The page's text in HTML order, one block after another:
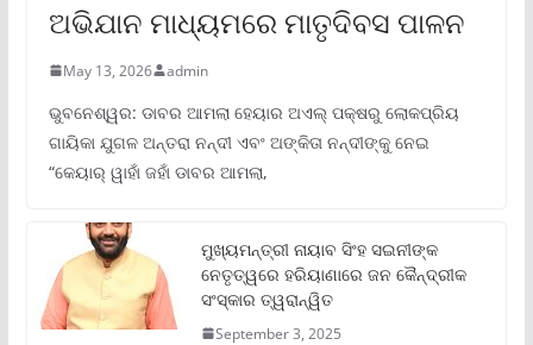
ଅଭିଯାନ ମାଧ୍ୟମରେ ମାତୃଦିବସ ପାଳନ
May 13, 2026 admin
ଭୁବନେଶ୍ୱର: ଡାବର ଆମଲା ହେୟାର ଅଏଲ୍ ପକ୍ଷରୁ ଲୋକପ୍ରିୟ
ଗାୟିକା ଯୁଗଳ ଅନ୍ତରା ନନ୍ଦୀ ଏବଂ ଅଙ୍କିତା ନନ୍ଦୀଙ୍କୁ ନେଇ
“କେୟାର୍ ୱାହାଁ ଜହାଁ ଡାବର ଆମଲା,
ମୁଖ୍ୟମନ୍ତ୍ରୀ ନାୟାବ ସିଂହ ସଇନୀଙ୍କ
ନେତୃତ୍ୱରେ ହରିୟାଣାରେ ଜନ କୈନ୍ଦ୍ରୀକ
ସଂସ୍କାର ତ୍ୱରାନ୍ୱିତ
September 3, 2025